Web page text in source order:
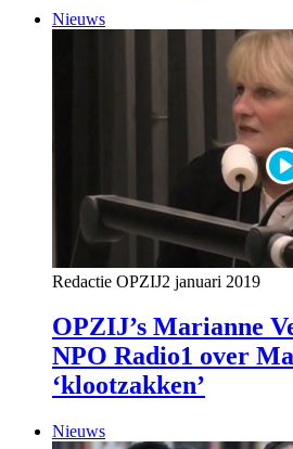
Nieuws
Redactie OPZIJ2 januari 2019
OPZIJ’s Marianne
NPO Radio1 over
‘klootzakken’
Nieuws